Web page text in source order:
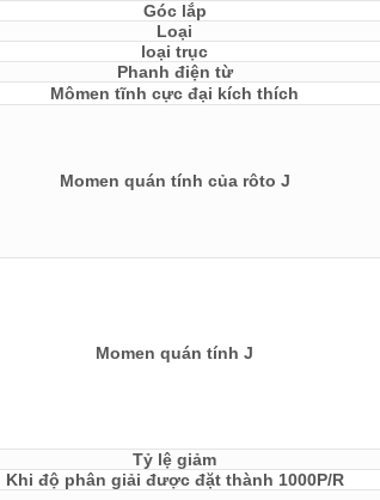
Góc lắp
Loại
loại trục
Phanh điện từ
Mômen tĩnh cực đại kích thích
Momen quán tính của rôto J
Momen quán tính J
Tỷ lệ giảm
Khi độ phân giải được đặt thành 1000P/R